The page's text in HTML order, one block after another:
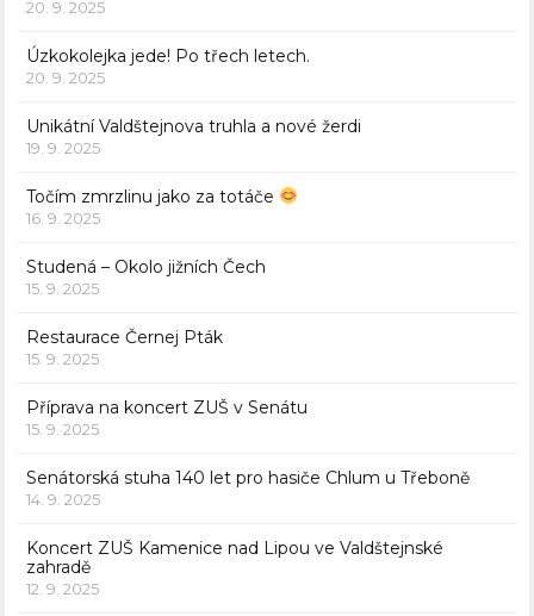
20. 9. 2025
Úzkokolejka jede! Po třech letech.
20. 9. 2025
Unikátní Valdštejnova truhla a nové žerdi
19. 9. 2025
Točím zmrzlinu jako za totáče
16. 9. 2025
Studená – Okolo jižních Čech
15. 9. 2025
Restaurace Černej Pták
15. 9. 2025
Příprava na koncert ZUŠ v Senátu
15. 9. 2025
Senátorská stuha 140 let pro hasiče Chlum u Třeboně
14. 9. 2025
Koncert ZUŠ Kamenice nad Lipou ve Valdštejnské
zahradě
12. 9. 2025